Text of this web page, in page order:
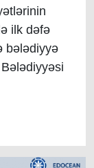
ilk dəfə
bələdiyyə